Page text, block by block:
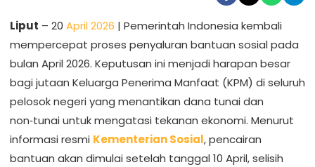
Liput – 20 April 2026 | Pemerintah Indonesia kembali
mempercepat proses penyaluran bantuan sosial pada
bulan April 2026. Keputusan ini menjadi harapan besar
bagi jutaan Keluarga Penerima Manfaat (KPM) di seluruh
pelosok negeri yang menantikan dana tunai dan
non‑tunai untuk mengatasi tekanan ekonomi. Menurut
informasi resmi Kementerian Sosial, pencairan
bantuan akan dimulai setelah tanggal 10 April, selisih